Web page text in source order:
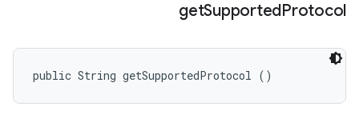
getSupportedProtocol
public String getSupportedProtocol ()